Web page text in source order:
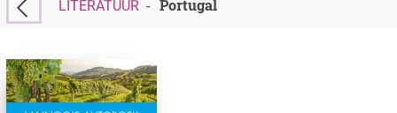
LITERATUUR- Portugal